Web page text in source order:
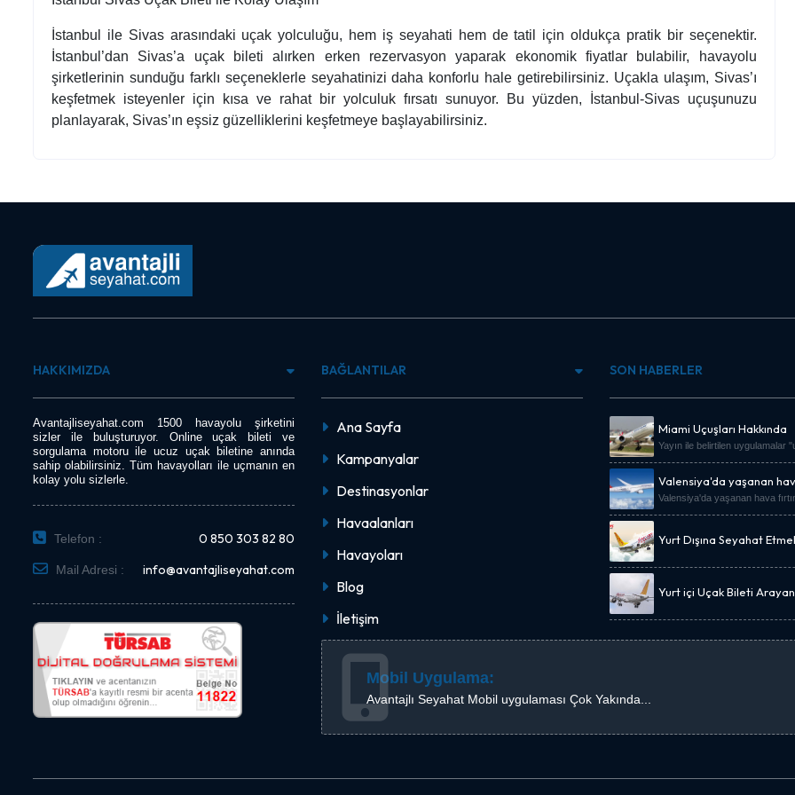
İstanbul ile Sivas arasındaki uçak yolculuğu, hem iş seyahati hem de tatil için oldukça pratik bir seçenektir.
İstanbul’dan Sivas’a uçak bileti alırken erken rezervasyon yaparak ekonomik fiyatlar bulabilir, havayolu
şirketlerinin sunduğu farklı seçeneklerle seyahatinizi daha konforlu hale getirebilirsiniz. Uçakla ulaşım, Sivas’ı
keşfetmek isteyenler için kısa ve rahat bir yolculuk fırsatı sunuyor. Bu yüzden, İstanbul-Sivas uçuşunuzu
planlayarak, Sivas’ın eşsiz güzelliklerini keşfetmeye başlayabilirsiniz.
HAKKIMIZDA
Avantajliseyahat.com 1500 havayolu şirketini
sizler ile buluşturuyor. Online uçak bileti ve
sorgulama motoru ile ucuz uçak biletine anında
sahip olabilirsiniz. Tüm havayolları ile uçmanın en
kolay yolu sizlerle.
Telefon : 0 850 303 82 80
Mail Adresi : info@avantajliseyahat.com
BAĞLANTILAR
Ana Sayfa
Kampanyalar
Destinasyonlar
Havaalanları
Havayoları
Blog
İletişim
SON HABERLER
Miami Uçuşları Hakkında
Yayın ile belirtilen uygulamalar
Valensiya'da yaşanan
Valensiya'da yaşanan hava
Yurt Dışına Seyahat
Yurt içi Uçak Bileti
Mobil Uygulama:
Avantajlı Seyahat Mobil uygulaması Çok Yakında...